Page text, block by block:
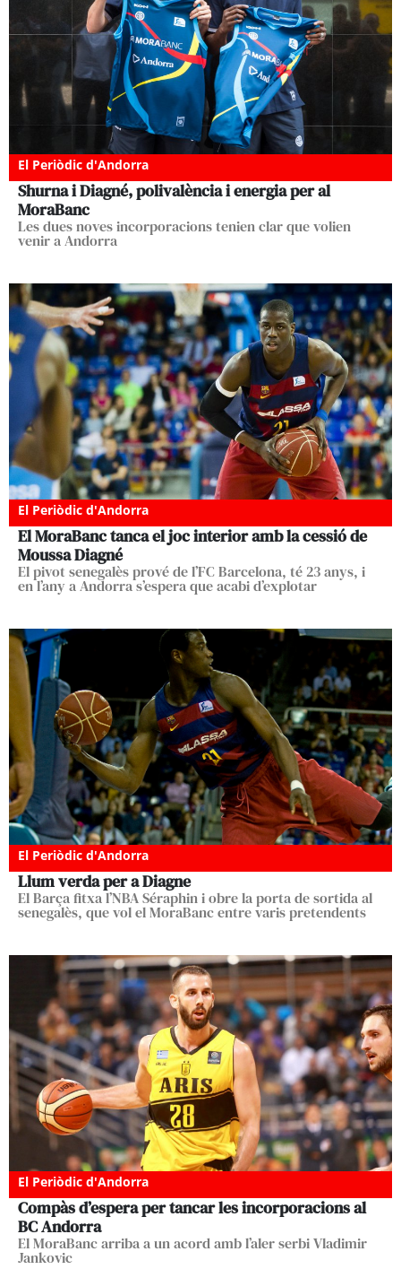
El Periòdic d'Andorra
Shurna i Diagné, polivalència i energia per al
MoraBanc
Les dues noves incorporacions tenien clar que volien
venir a Andorra
El Periòdic d'Andorra
El MoraBanc tanca el joc interior amb la cessió de
Moussa Diagné
El pivot senegalès prové de l’FC Barcelona, té 23 anys, i
en l’any a Andorra s’espera que acabi d’explotar
El Periòdic d'Andorra
Llum verda per a Diagne
El Barça fitxa l’NBA Séraphin i obre la porta de sortida al
senegalès, que vol el MoraBanc entre varis pretendents
El Periòdic d'Andorra
Compàs d’espera per tancar les incorporacions al
BC Andorra
El MoraBanc arriba a un acord amb l’aler serbi Vladimir
Jankovic